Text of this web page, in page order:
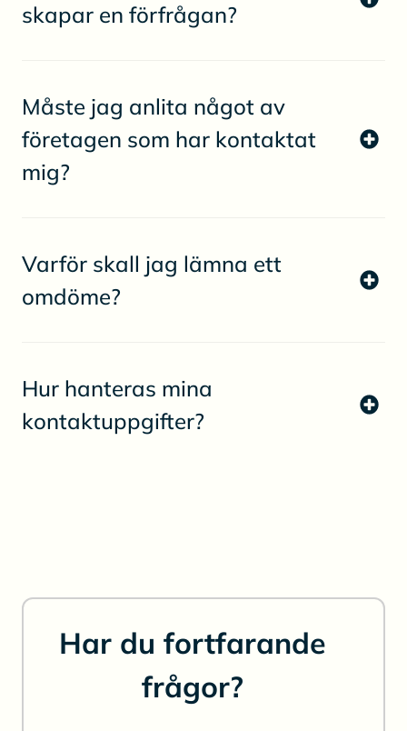
skapar en förfrågan?
Måste jag anlita något av
företagen som har kontaktat
mig?
Varför skall jag lämna ett
omdöme?
Hur hanteras mina
kontaktuppgifter?
Har du fortfarande
frågor?